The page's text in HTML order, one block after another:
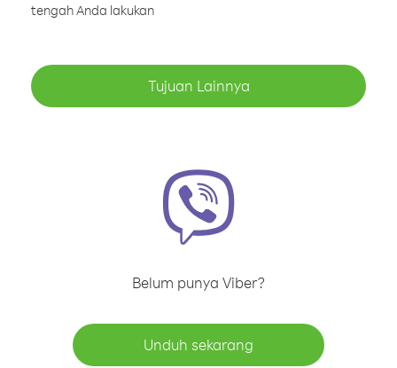
tengah Anda lakukan
Tujuan Lainnya
Belum punya Viber?
Unduh sekarang